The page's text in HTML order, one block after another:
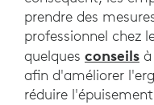
prendre des
professionnel chez
quelques conseils
afin d'améliorer
réduire